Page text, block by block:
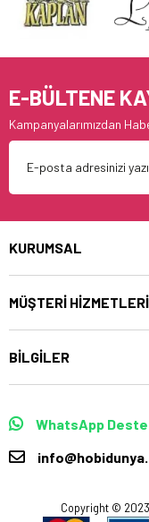
E-BÜLTENE
Kampanyalarımızdan
KURUMSAL
MÜŞTERİ HİZMETLERİ
BİLGİLER
WhatsApp
Copyright © 2023